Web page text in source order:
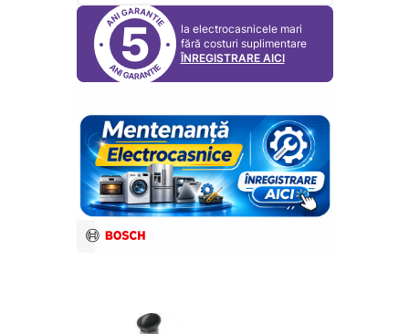
5
la electrocasnicele mari
fără costuri suplimentare
ÎNREGISTRARE AICI